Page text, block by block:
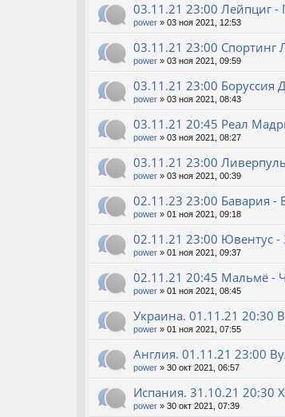
03.11.21 23:00 Лейпциг
power » 03 ноя 2021, 12:53
03.11.21 23:00 Спортинг
power » 03 ноя 2021, 09:59
03.11.21 23:00 Боруссия
power » 03 ноя 2021, 08:43
03.11.21 20:45 Реал
power » 03 ноя 2021, 08:27
03.11.21 23:00
power » 03 ноя 2021, 00:39
02.11.23 23:00 Бавария -
power » 01 ноя 2021, 09:18
02.11.21 23:00 Ювентус -
power » 01 ноя 2021, 09:37
02.11.21 20:45 Мальмё -
power » 01 ноя 2021, 08:45
Украина. 01.11.21 20:30
power » 01 ноя 2021, 07:55
Англия. 01.11.21 23:00
power » 30 окт 2021, 06:57
Испания. 31.10.21 20:30
power » 30 окт 2021, 07:39